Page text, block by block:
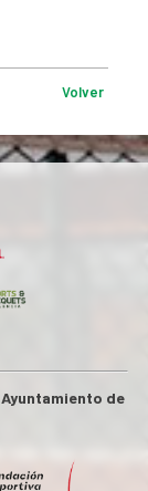
Volver
de